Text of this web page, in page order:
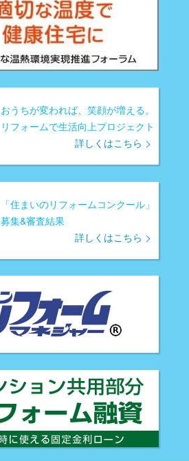
おうちが変われば、笑顔が増える。
リフォームで生活向上プロジェクト
詳しくはこちら
「住まいのリフォームコンクール」
募集&審査結果
詳しくはこちら